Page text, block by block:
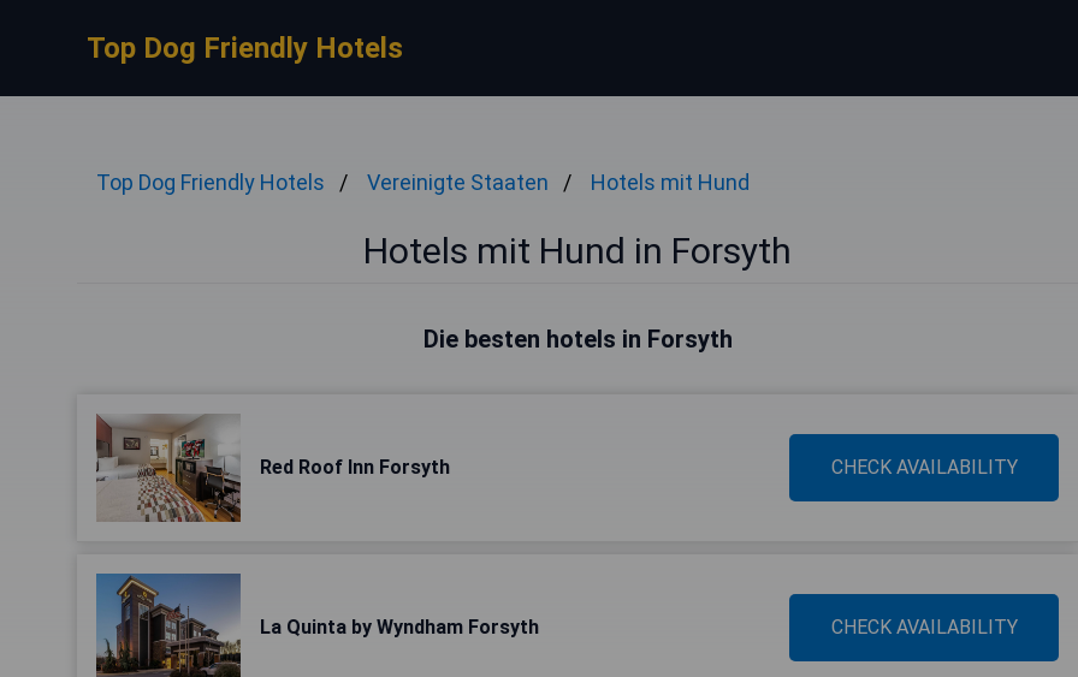
Top Dog Friendly Hotels
Top Dog Friendly Hotels Vereinigte Staaten Hotels mit Hund
Hotels mit Hund in Forsyth
Die besten hotels in Forsyth
Red Roof Inn Forsyth CHECK AVAILABILITY
La Quinta by Wyndham Forsyth CHECK AVAILABILITY